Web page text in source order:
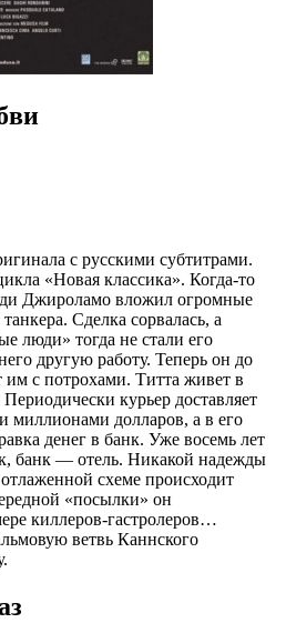
с русскими субтитрами.
«Новая классика». Когда-то
ди Джироламо вложил огромные
Сделка сорвалась, а
люди» тогда не стали его
другую работу. Теперь он до
с потрохами. Титта живет в
курьер доставляет
миллионами долларов, а в его
денег в банк. Уже восемь лет
банк — отель. Никакой надежды
схеме происходит
«посылки» он
киллеров-гастролеров…
ветвь Каннского